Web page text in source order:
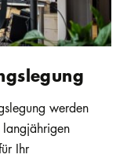
werden
langjährigen
Ihr